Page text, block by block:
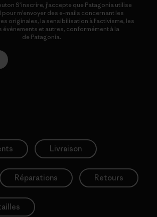
S’inscrire, j’accepte que Patagonia utilise
m’envoyer des e-mails concernant les
originales, la sensibilisation à l’activisme, les
et autres, conformément à la
de Patagonia.
Livraison
Réparations Retours